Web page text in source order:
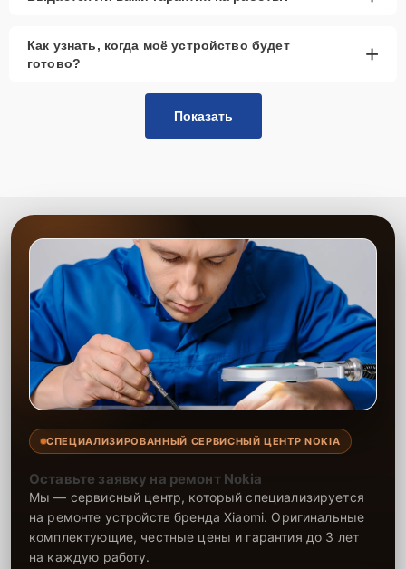
Как узнать, когда моё устройство будет
готово?
+
Показать
СПЕЦИАЛИЗИРОВАННЫЙ СЕРВИСНЫЙ ЦЕНТР NOKIA
Оставьте заявку на ремонт Nokia
Мы — сервисный центр, который специализируется
на ремонте устройств бренда Xiaomi. Оригинальные
комплектующие, честные цены и гарантия до 3 лет
на каждую работу.